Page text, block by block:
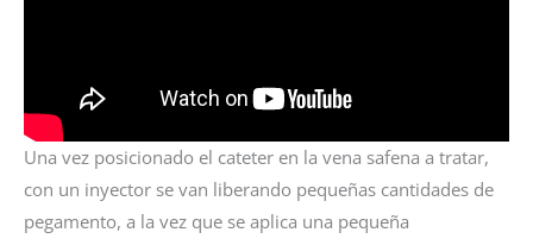
Una vez posicionado el cateter en la vena safena a tratar,
con un inyector se van liberando pequeñas cantidades de
pegamento, a la vez que se aplica una pequeña